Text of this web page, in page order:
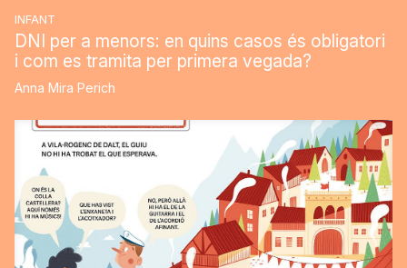
INFANT
DNI per a menors: en quins casos és obligatori
i com es tramita per primera vegada?
Anna Mira Perich